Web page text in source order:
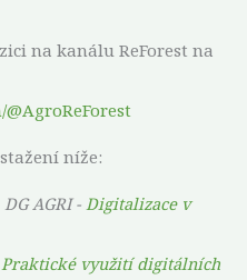
na kanálu ReForest na
níže:
AGRI - Digitalizace v
Praktické využití digitálních